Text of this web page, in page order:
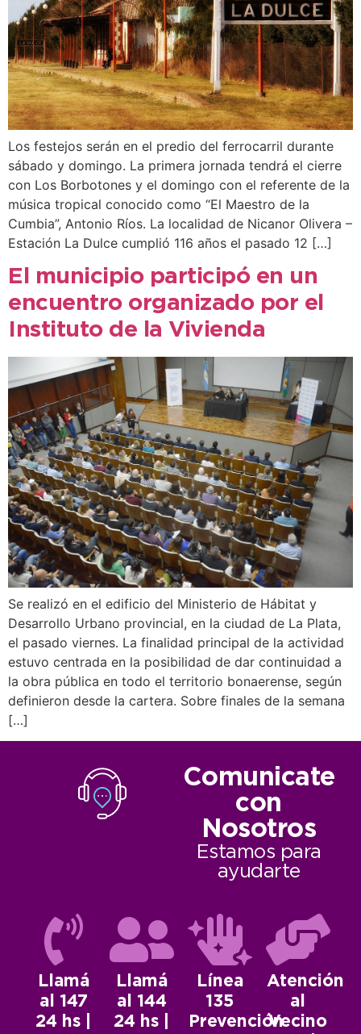
Los festejos serán en el predio del ferrocarril durante
sábado y domingo. La primera jornada tendrá el cierre
con Los Borbotones y el domingo con el referente de la
música tropical conocido como “El Maestro de la
Cumbia”, Antonio Ríos. La localidad de Nicanor Olivera –
Estación La Dulce cumplió 116 años el pasado 12 […]
El municipio participó en un
encuentro organizado por el
Instituto de la Vivienda
Se realizó en el edificio del Ministerio de Hábitat y
Desarrollo Urbano provincial, en la ciudad de La Plata,
el pasado viernes. La finalidad principal de la actividad
estuvo centrada en la posibilidad de dar continuidad a
la obra pública en todo el territorio bonaerense, según
definieron desde la cartera. Sobre finales de la semana
[…]
Comunicate
con
Nosotros
Estamos para
ayudarte
Llamá
al 147
24 hs |
Llamá
al 144
24 hs |
Línea
135
Prevención
Atención
al
Vecino